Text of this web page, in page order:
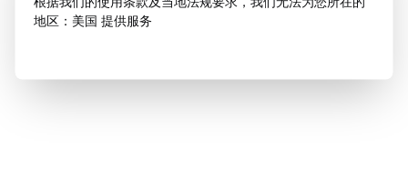
地区：美国 提供服务